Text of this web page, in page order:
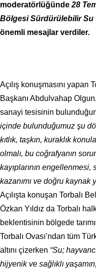
moderatörlüğünde 28
Bölgesi Sürdürülebilir Su
önemli mesajlar verdiler.
Açılış konuşmasını yapan
Başkanı Abdulvahap
sanayi tesisinin
içinde bulunduğumuz şu
kıtlık, taşkın, kuraklık
olmalı, bu coğrafyanın
kayıplarının engellenmesi,
kazanımı ve doğru kaynak
Açılışta konuşan Torbalı
Özkan Yıldız da Torbalı
beklentisinin bölgede
Torbalı Ovası’ndan tüm
altını çizerken “Su;
hijyenik ve sağlıklı